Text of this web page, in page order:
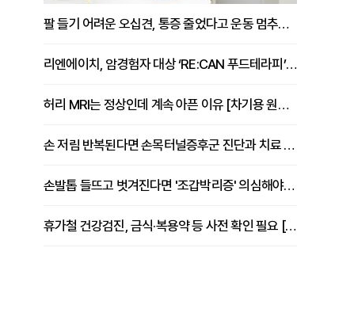
팔 들기 어려운 오십견, 통증 줄었다고 운동 멈추면 안 되는 이유 [이병욱 원장 칼럼]
리엔에이치, 암경험자 대상 ‘RE:CAN 푸드테라피’ 운영
허리 MRI는 정상인데 계속 아픈 이유 [차기용 원장 칼럼]
손 저림 반복된다면 손목터널증후군 진단과 치료 시기 살펴야 [김동현 원장 칼럼]
손발톱 들뜨고 벗겨진다면 '조갑박리증' 의심해야 [김철윤 원장 칼럼]
휴가철 건강검진, 금식·복용약 등 사전 확인 필요 [정도감 원장 칼럼]